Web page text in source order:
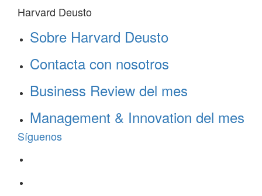
Harvard Deusto
Sobre Harvard Deusto
Contacta con nosotros
Business Review del mes
Management & Innovation del mes
Síguenos